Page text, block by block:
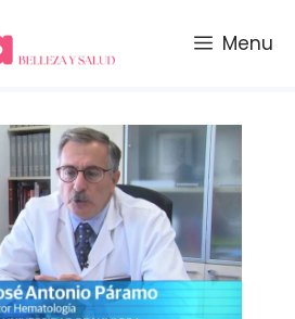
Menu